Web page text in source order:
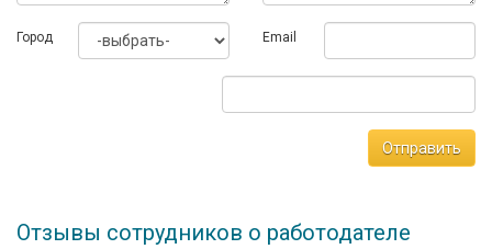
Город Email
Отправить
Отзывы сотрудников о работодателе